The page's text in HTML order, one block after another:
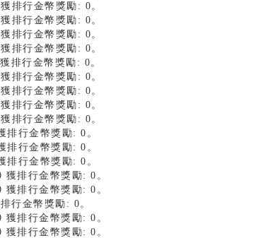
排行金幣獎勵: 0。
排行金幣獎勵: 0。
排行金幣獎勵: 0。
排行金幣獎勵: 0。
排行金幣獎勵: 0。
排行金幣獎勵: 0。
排行金幣獎勵: 0。
排行金幣獎勵: 0。
排行金幣獎勵: 0。
行金幣獎勵: 0。
行金幣獎勵: 0。
行金幣獎勵: 0。
排行金幣獎勵: 0。
排行金幣獎勵: 0。
行金幣獎勵: 0。
排行金幣獎勵: 0。
排行金幣獎勵: 0。